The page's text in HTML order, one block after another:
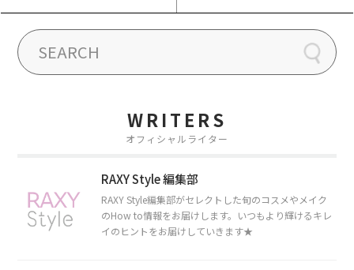
WRITERS
オフィシャルライター
RAXY Style 編集部
RAXY Style編集部がセレクトした旬のコスメやメイク
のHow to情報をお届けします。いつもより輝けるキレ
イのヒントをお届けしていきます★